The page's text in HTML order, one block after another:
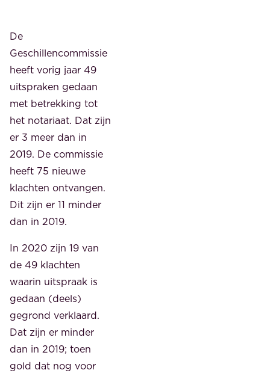
De
Geschillencommissie
heeft vorig jaar 49
uitspraken gedaan
met betrekking tot
het notariaat. Dat zijn
er 3 meer dan in
2019. De commissie
heeft 75 nieuwe
klachten ontvangen.
Dit zijn er 11 minder
dan in 2019.
In 2020 zijn 19 van
de 49 klachten
waarin uitspraak is
gedaan (deels)
gegrond verklaard.
Dat zijn er minder
dan in 2019; toen
gold dat nog voor